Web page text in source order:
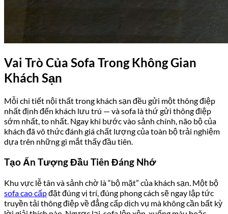
Vai Trò Của Sofa Trong Không Gian
Khách Sạn
Mỗi chi tiết nội thất trong khách sạn đều gửi một thông điệp
nhất định đến khách lưu trú — và sofa là thứ gửi thông điệp
sớm nhất, to nhất. Ngay khi bước vào sảnh chính, não bộ của
khách đã vô thức đánh giá chất lượng của toàn bộ trải nghiệm
dựa trên những gì mắt thấy đầu tiên.
Tạo Ấn Tượng Đầu Tiên Đáng Nhớ
Khu vực lễ tân và sảnh chờ là “bộ mặt” của khách sạn. Một bộ
sofa cao cấpđặt đúng vị trí, đúng phong cách sẽ ngay lập tức
truyền tải thông điệp về đẳng cấp dịch vụ mà không cần bất kỳ